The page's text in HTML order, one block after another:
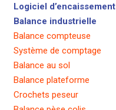
Logiciel d’encaissement
Balance industrielle
Balance compteuse
Système de comptage
Balance au sol
Balance plateforme
Crochets peseur